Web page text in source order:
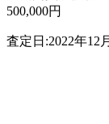
500,000円
査定日:2022年12